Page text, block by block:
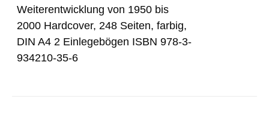
Weiterentwicklung von 1950 bis
2000 Hardcover, 248 Seiten, farbig,
DIN A4 2 Einlegebögen ISBN 978-3-
934210-35-6